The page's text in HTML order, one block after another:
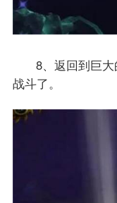
8、返回到巨
战斗了。